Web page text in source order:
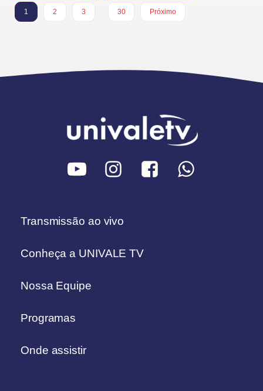
1 2 3
30
Próximo
Transmissão ao vivo
Conheça a UNIVALE TV
Nossa Equipe
Programas
Onde assistir